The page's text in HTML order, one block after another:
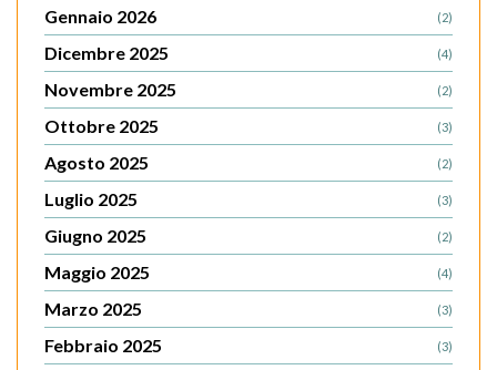
Gennaio 2026 (2)
Dicembre 2025 (4)
Novembre 2025 (2)
Ottobre 2025 (3)
Agosto 2025 (2)
Luglio 2025 (3)
Giugno 2025 (2)
Maggio 2025 (4)
Marzo 2025 (3)
Febbraio 2025 (3)